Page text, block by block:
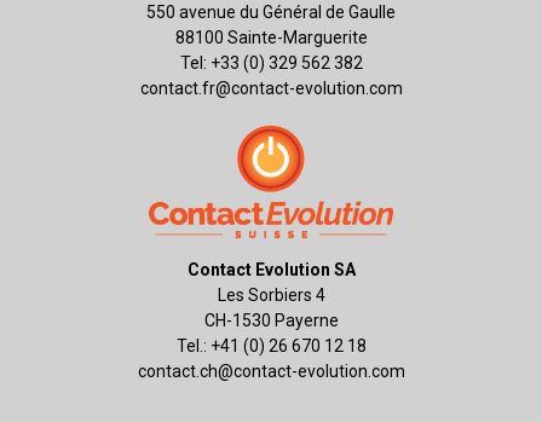
550 avenue du Général de Gaulle
88100 Sainte-Marguerite
Tel: +33 (0) 329 562 382
contact.fr@contact-evolution.com
Contact Evolution SA
Les Sorbiers 4
CH-1530 Payerne
Tel.: +41 (0) 26 670 12 18
contact.ch@contact-evolution.com